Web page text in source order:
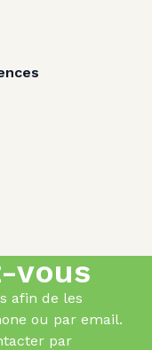
vous
afin de les
ou par email.
par